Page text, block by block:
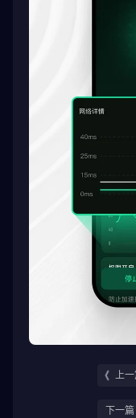
上
下一